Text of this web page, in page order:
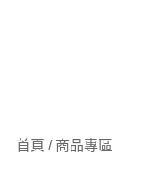
首頁 / 商品專區